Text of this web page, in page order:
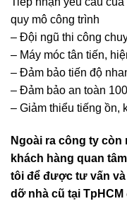
Tiếp nhận yêu cầu
quy mô công trình
– Đội ngũ thi công
– Máy móc tân tiến,
– Đảm bảo tiến độ
– Đảm bảo an toàn
– Giảm thiểu tiếng ồn,
Ngoài ra công ty còn
khách hàng quan
tôi để được tư vấn
dỡ nhà cũ tại